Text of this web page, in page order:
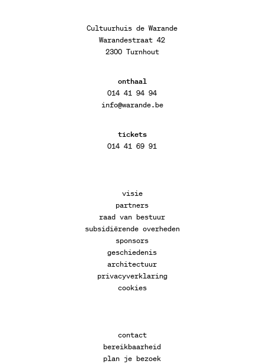
Cultuurhuis de Warande
Warandestraat 42
2300 Turnhout
onthaal
014 41 94 94
info@warande.be
tickets
014 41 69 91
visie
partners
raad van bestuur
subsidiërende overheden
sponsors
geschiedenis
architectuur
privacyverklaring
cookies
contact
bereikbaarheid
plan je bezoek